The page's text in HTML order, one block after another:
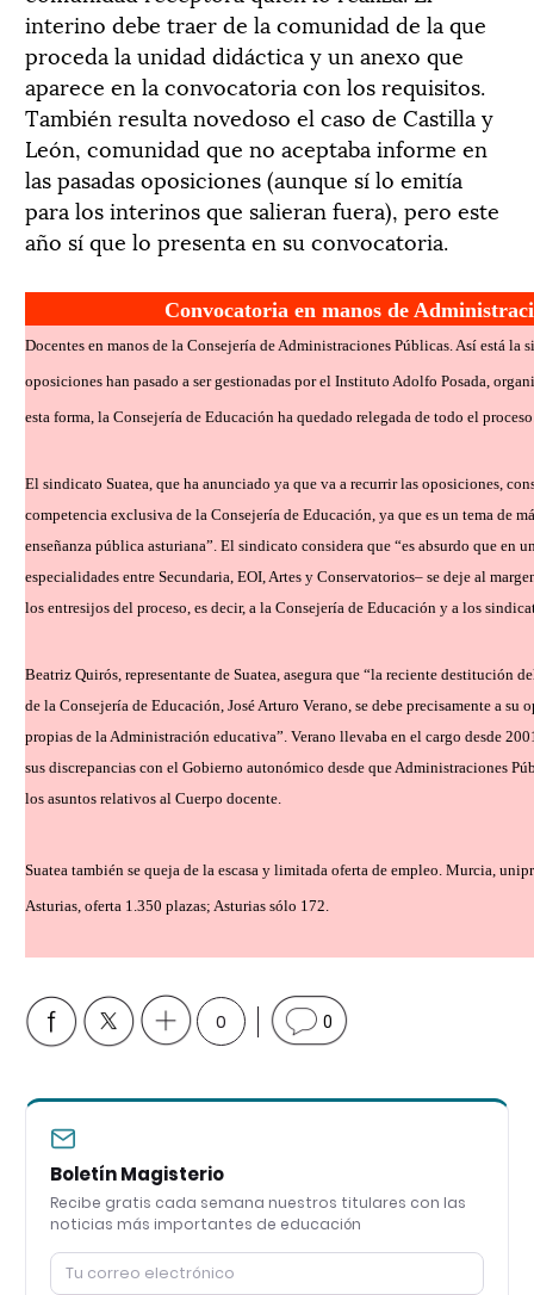
interino debe traer de la comunidad de la que
proceda la unidad didáctica y un anexo que
aparece en la convocatoria con los requisitos.
También resulta novedoso el caso de Castilla y
León, comunidad que no aceptaba informe en
las pasadas oposiciones (aunque sí lo emitía
para los interinos que salieran fuera), pero este
año sí que lo presenta en su convocatoria.
Convocatoria en manos de
Docentes en manos de la Consejería de Administraciones Públicas. Así está la
oposiciones han pasado a ser gestionadas por el Instituto Adolfo Posada,
esta forma, la Consejería de Educación ha quedado relegada de todo el
El sindicato Suatea, que ha anunciado ya que va a recurrir las oposiciones,
competencia exclusiva de la Consejería de Educación, ya que es un tema de
enseñanza pública asturiana”. El sindicato considera que “es absurdo que en
especialidades entre Secundaria, EOI, Artes y Conservatorios– se deje al
los entresijos del proceso, es decir, a la Consejería de Educación y a los
Beatriz Quirós, representante de Suatea, asegura que “la reciente destitución
de la Consejería de Educación, José Arturo Verano, se debe precisamente a su
propias de la Administración educativa”. Verano llevaba en el cargo desde
sus discrepancias con el Gobierno autonómico desde que Administraciones
los asuntos relativos al Cuerpo docente.
Suatea también se queja de la escasa y limitada oferta de empleo. Murcia,
Asturias, oferta 1.350 plazas; Asturias sólo 172.
0 0
Boletín Magisterio
Recibe gratis cada semana nuestros titulares con las
noticias más importantes de educación